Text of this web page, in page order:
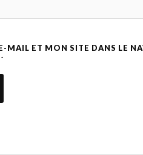
MAIL ET MON SITE DANS LE